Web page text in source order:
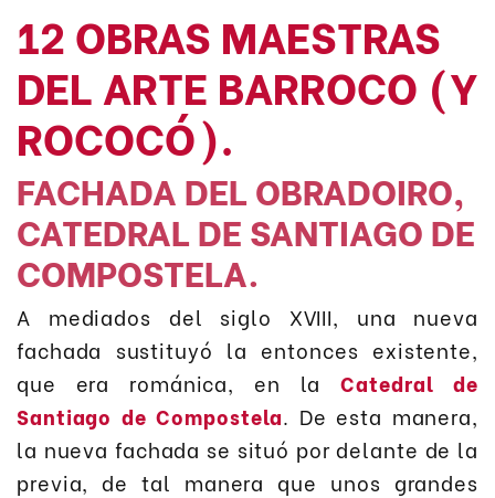
12 OBRAS MAESTRAS
DEL ARTE BARROCO (Y
ROCOCÓ).
FACHADA DEL OBRADOIRO,
CATEDRAL DE SANTIAGO DE
COMPOSTELA.
A mediados del siglo XVIII, una nueva
fachada sustituyó la entonces existente,
que era románica, en laCatedral de
Santiago de Compostela. De esta manera,
la nueva fachada se situó por delante de la
previa, de tal manera que unos grandes